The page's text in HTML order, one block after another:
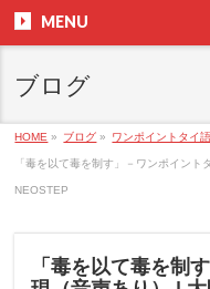
MENU
ブログ
HOME » ブログ » ワンポイントタイ
「毒を以て毒を制す」－ワンポイン
NEOSTEP
「毒を以て毒を制